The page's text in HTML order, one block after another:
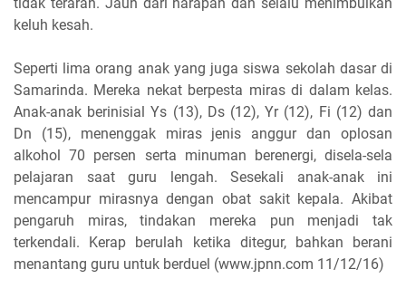
keluh kesah.
Seperti lima orang anak yang juga siswa sekolah dasar di
Samarinda. Mereka nekat berpesta miras di dalam kelas.
Anak-anak berinisial Ys (13), Ds (12), Yr (12), Fi (12) dan
Dn (15), menenggak miras jenis anggur dan oplosan
alkohol 70 persen serta minuman berenergi, disela-sela
pelajaran saat guru lengah. Sesekali anak-anak ini
mencampur mirasnya dengan obat sakit kepala. Akibat
pengaruh miras, tindakan mereka pun menjadi tak
terkendali. Kerap berulah ketika ditegur, bahkan berani
menantang guru untuk berduel (www.jpnn.com 11/12/16)